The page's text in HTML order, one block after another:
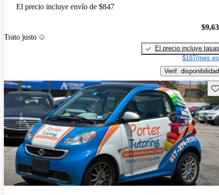
El precio incluye envío de $847
Trato justo
El precio incluye tasas
$187/mes
Verif. disponibilidad